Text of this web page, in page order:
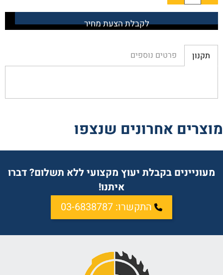
לקבלת הצעת מחיר
תקנון פרטים נוספים
מוצרים אחרונים שנצפו
מעוניינים בקבלת יעוץ מקצועי ללא תשלום? דברו
איתנו!
התקשרו: 03-6838787